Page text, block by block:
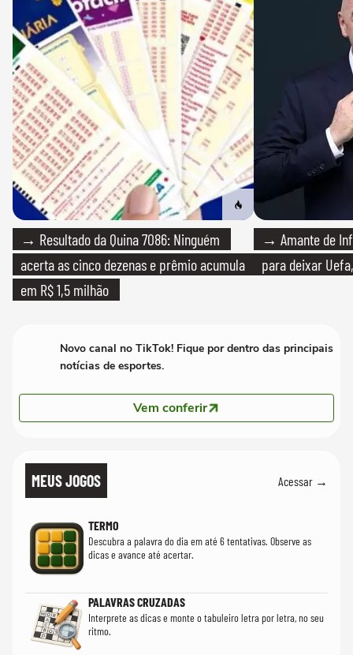
→ Resultado da Quina 7086: Ninguém
acerta as cinco dezenas e prêmio acumula
em R$ 1,5 milhão
→ Amante de
para deixar
Novo canal no TikTok! Fique por dentro das principais
notícias de esportes.
Vem conferir
MEUS JOGOS Acessar →
TERMO
Descubra a palavra do dia em até 6 tentativas. Observe as
dicas e avance até acertar.
PALAVRAS CRUZADAS
Interprete as dicas e monte o tabuleiro letra por letra, no seu
ritmo.